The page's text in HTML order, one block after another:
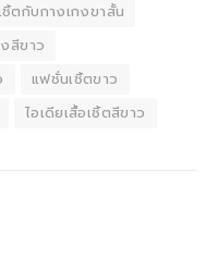
ชิ้ตกับกางเกงขาสั้น
สีขาว
แฟชั่นเชิ้ตขาว
ไอเดียเสื้อเชิ้ตสีขาว